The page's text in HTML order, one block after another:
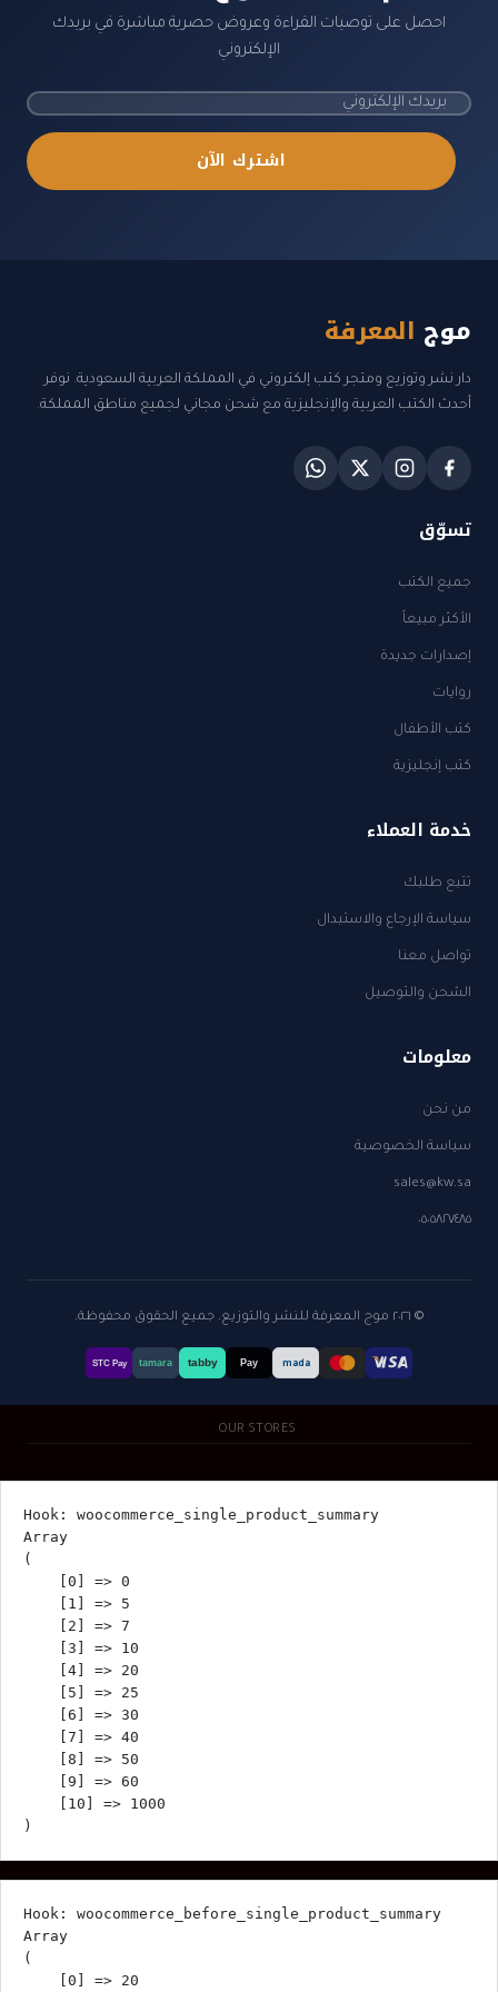
احصل على توصيات القراءة وعروض حصرية مباشرة في بريدك
الإلكتروني
اشترك الآن
موج المعرفة
دار نشر وتوزيع ومتجر كتب إلكتروني في المملكة العربية السعودية. نوفر
أحدث الكتب العربية والإنجليزية مع شحن مجاني لجميع مناطق المملكة.
تسوّق
جميع الكتب
الأكثر مبيعاً
إصدارات جديدة
روايات
كتب الأطفال
كتب إنجليزية
خدمة العملاء
تتبع طلبك
سياسة الإرجاع والاستبدال
تواصل معنا
الشحن والتوصيل
معلومات
من نحن
سياسة الخصوصية
sales@kw.sa
٠٥٠٥٨٢٧٤٨٥
© ٢٠٢٦ موج المعرفة للنشر والتوزيع. جميع الحقوق محفوظة.
mada
Pay
tabby
tamara
STC Pay
OUR STORES
Hook: woocommerce_single_product_summary
Array
(
    [0] => 0
    [1] => 5
    [2] => 7
    [3] => 10
    [4] => 20
    [5] => 25
    [6] => 30
    [7] => 40
    [8] => 50
    [9] => 60
    [10] => 1000
Hook: woocommerce_before_single_product_summary
Array
(
    [0] => 20